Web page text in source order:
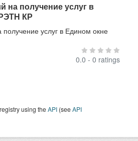
на получение услуг в
КР
услуг в Едином окне
0.0 - 0 ratings
using theAPI (seeAPI